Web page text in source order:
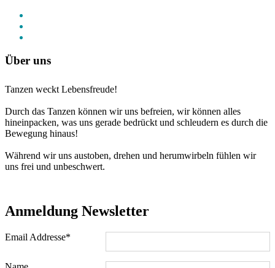
Über uns
Tanzen weckt Lebensfreude!
Durch das Tanzen können wir uns befreien, wir können alles
hineinpacken, was uns gerade bedrückt und schleudern es durch die
Bewegung hinaus!
Während wir uns austoben, drehen und herumwirbeln fühlen wir
uns frei und unbeschwert.
Anmeldung Newsletter
Email Addresse*